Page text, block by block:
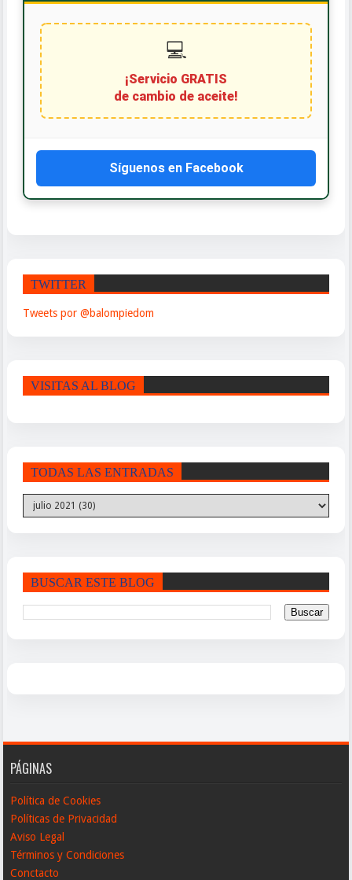
💻
de cambio de aceite!
Síguenos en Facebook
TWITTER
Tweets por @balompiedom
VISITAS AL BLOG
TODAS LAS ENTRADAS
BUSCAR ESTE BLOG
PÁGINAS
Política de Cookies
Políticas de Privacidad
Aviso Legal
Términos y Condiciones
Conctacto